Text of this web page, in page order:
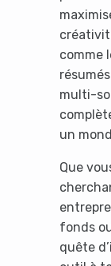
comme
multi-
un
Que
fonds
quête